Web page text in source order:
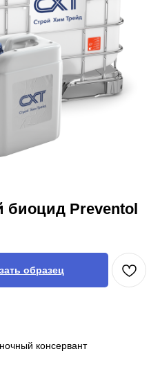
биоцид Preventol
образец
консервант